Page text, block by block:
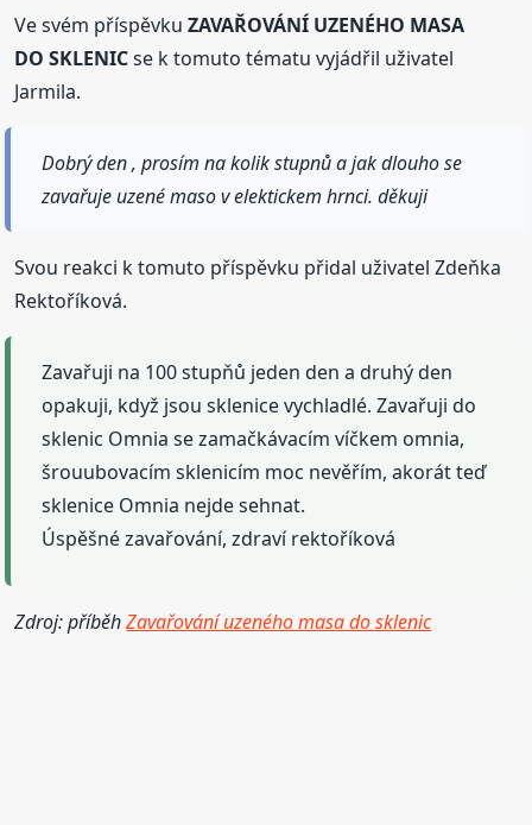
Ve svém příspěvkuZAVAŘOVÁNÍ UZENÉHO MASA
DO SKLENICse k tomuto tématu vyjádřil uživatel
Jarmila.
Dobrý den , prosím na kolik stupnů a jak dlouho se
zavařuje uzené maso v elektickem hrnci. děkuji
Svou reakci k tomuto příspěvku přidal uživatel Zdeňka
Rektoříková.
Zavařuji na 100 stupňů jeden den a druhý den
opakuji, když jsou sklenice vychladlé. Zavařuji do
sklenic Omnia se zamačkávacím víčkem omnia,
šrouubovacím sklenicím moc nevěřím, akorát teď
sklenice Omnia nejde sehnat.
Úspěšné zavařování, zdraví rektoříková
Zdroj: příběhZavařování uzeného masa do sklenic